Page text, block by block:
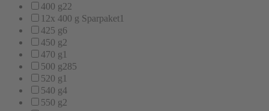
400 g22
12x 400 g Sparpaket1
425 g6
450 g2
470 g1
500 g285
520 g1
540 g4
550 g2